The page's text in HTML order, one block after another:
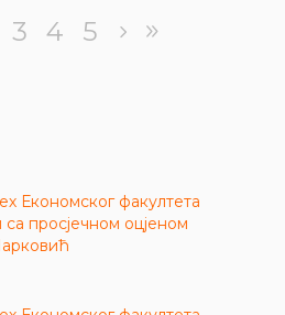
3 4 5
Економског факултета
просјечном оцјеном